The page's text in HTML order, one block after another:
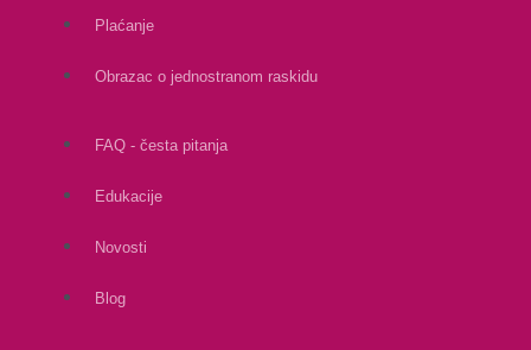
Plaćanje
Obrazac o jednostranom raskidu
FAQ - česta pitanja
Edukacije
Novosti
Blog